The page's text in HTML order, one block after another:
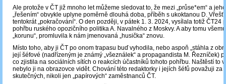
Ale protože v ČT již mnoho let můžeme sledovat to, že mezi „průse*em“ a
„řešením“ obvykle uplyne poměrně dlouhá doba, příběh s ukoktanou D.
tentokrát „pokračování“. O den později, v pátek 1. 3. 2024, vysílala totiž ČT24
pohřbu ruského opozičního politika A. Navalného z Moskvy. A aby tomu
„korunu“, promluvila k nám jmenovaná „husička“ znovu.
Místo toho, aby ji ČT po onom trapasu buď vyhodila, nebo aspoň „stáhla z
její šéfové (nadřízeným je známý „všeználek“ a propagandista M. Řezníček)
co zjistila na sociálních sítích o reakcích účastníků tohoto pohřbu. Naštěstí to
nebylo ji na obrazovce vidět. Chování této redaktorky i jejích šéfů považuji za
skutečných, nikoli jen „papírových“ zaměstnanců ČT.